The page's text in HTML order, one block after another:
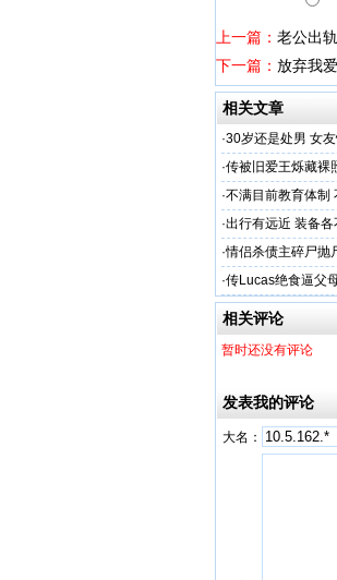
上一篇： 老公出
下一篇： 放弃我
相关文章
·30岁还是处男 女
·传被旧爱王烁藏裸
·不满目前教育体制
·出行有远近 装备
·情侣杀债主碎尸抛
·传Lucas绝食逼父
相关评论
暂时还没有评论
发表我的评论
大名：